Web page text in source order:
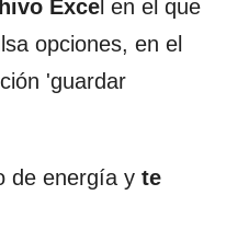
Exce l en el que
opciones, en el
'guardar
de energía y te